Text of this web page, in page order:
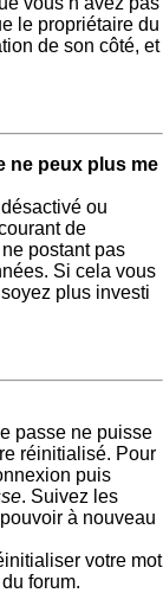
le propriétaire du
de son côté, et
ne peux plus me
ou
de
postant pas
Si cela vous
plus investi
passe ne puisse
réinitialisé. Pour
puis
. Suivez les
à nouveau
votre mot
forum.